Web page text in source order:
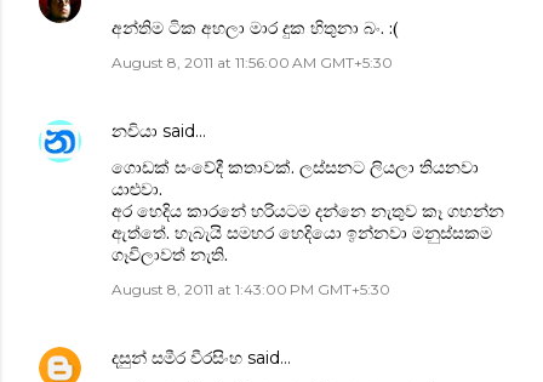
අන්තිම ටික අහලා මාර දුක හිතුනා බං. :(
August 8, 2011 at 11:56:00 AM GMT+5:30
නචියා said…
ගොඩක් සංවේදී කතාවක්. ලස්සනට ලියලා තියනවා
යාළුවා.
අර හෙදිය කාරනේ හරියටම දන්නෙ නැතුව කෑ ගහන්න
ඇත්තේ. හැබැයි සමහර හෙදියො ඉන්නවා මනුස්සකම
ගෑවිලාවත් නැති.
August 8, 2011 at 1:43:00 PM GMT+5:30
දසුන් සමීර වීරසිංහ said…